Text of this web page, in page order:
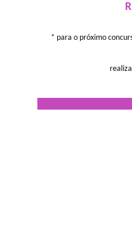
* para o próximo